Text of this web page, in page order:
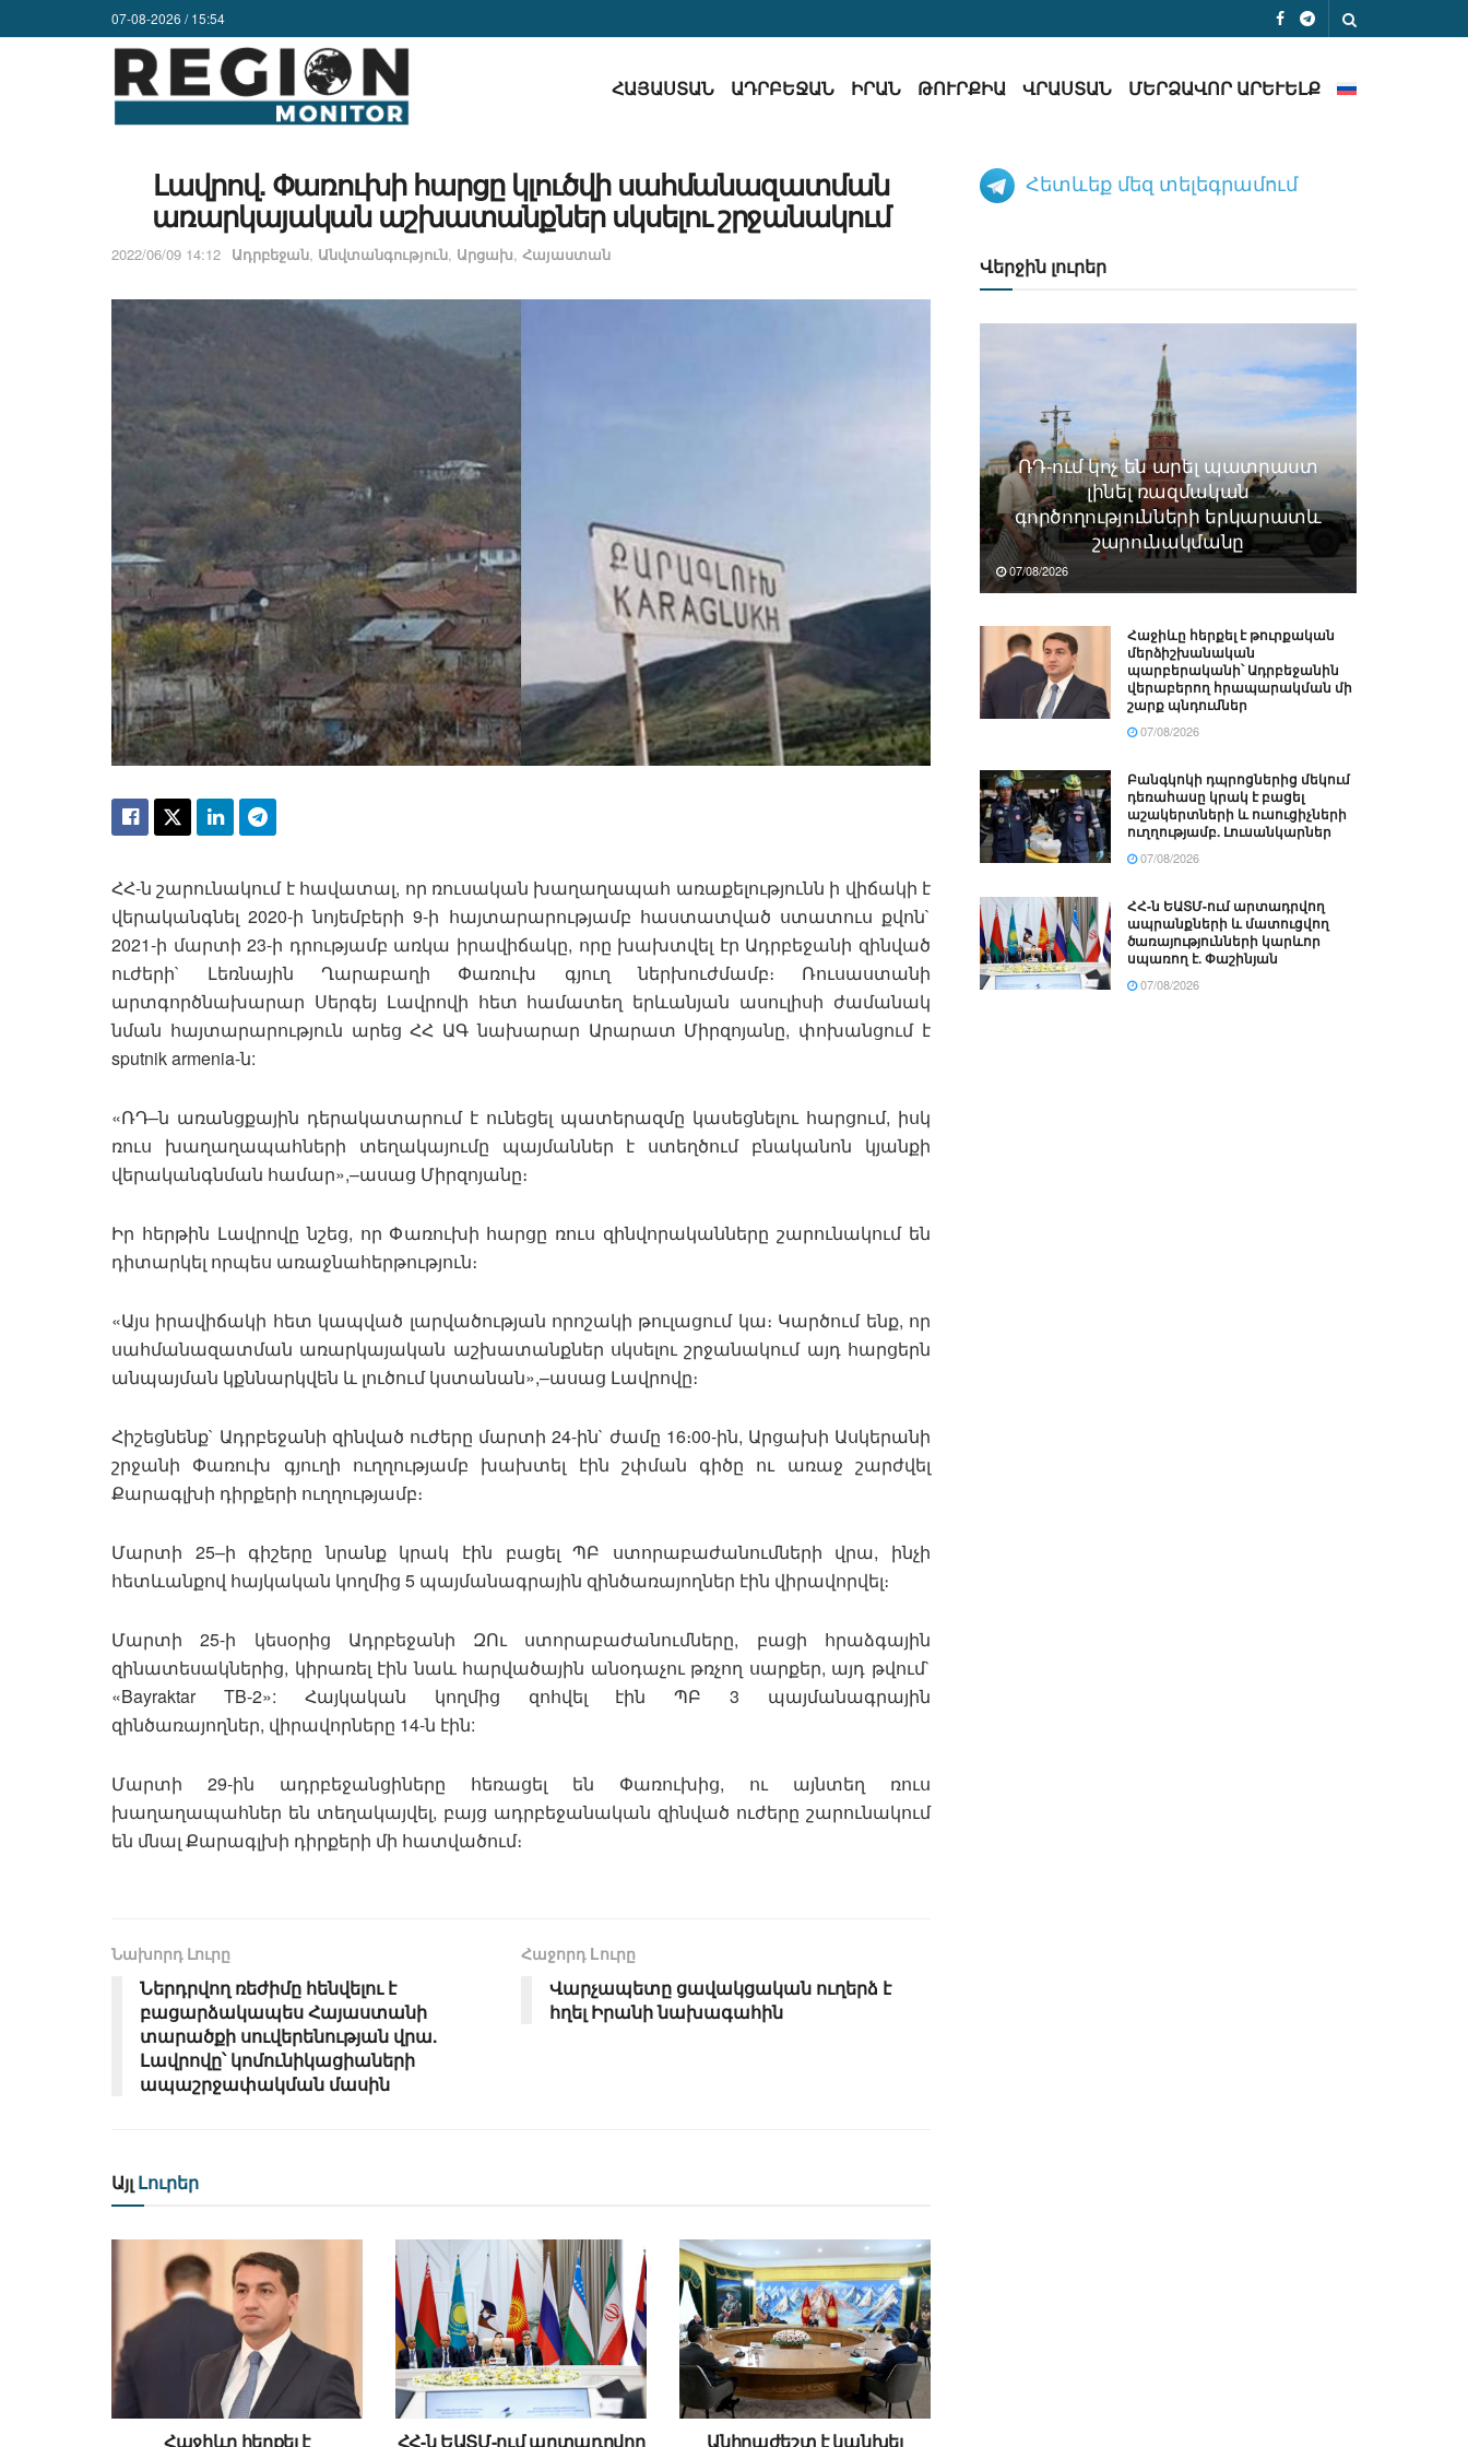
07-08-2026 / 15:54
ՀԱՅԱՍՏԱՆ ԱԴՐԲԵՋԱՆ ԻՐԱՆ ԹՈՒՐՔԻԱ ՎՐԱՍՏԱՆ ՄԵՐՁԱՎՈՐ ԱՐԵՒԵԼՔ
Լավրով. Փառուխի հարցը կլուծվի սահմանազատման
առարկայական աշխատանքներ սկսելու շրջանակում
2022/06/09 14:12 Ադրբեջան, Անվտանգություն, Արցախ, Հայաստան
ՀՀ-ն շարունակում է հավատալ, որ ռուսական խաղաղապահ առաքելությունն ի վիճակի է
վերականգնել 2020-ի նոյեմբերի 9-ի հայտարարությամբ հաստատված ստատուս քվոն`
2021-ի մարտի 23-ի դրությամբ առկա իրավիճակը, որը խախտվել էր Ադրբեջանի զինված
ուժերի` Լեռնային Ղարաբաղի Փառուխ գյուղ ներխուժմամբ։ Ռուսաստանի
արտգործնախարար Սերգեյ Լավրովի հետ համատեղ երևանյան ասուլիսի ժամանակ
նման հայտարարություն արեց ՀՀ ԱԳ նախարար Արարատ Միրզոյանը, փոխանցում է
sputnik armenia-ն:
«ՌԴ–ն առանցքային դերակատարում է ունեցել պատերազմը կասեցնելու հարցում, իսկ
ռուս խաղաղապահների տեղակայումը պայմաններ է ստեղծում բնականոն կյանքի
վերականգնման համար»,–ասաց Միրզոյանը։
Իր հերթին Լավրովը նշեց, որ Փառուխի հարցը ռուս զինվորականները շարունակում են
դիտարկել որպես առաջնահերթություն։
«Այս իրավիճակի հետ կապված լարվածության որոշակի թուլացում կա։ Կարծում ենք, որ
սահմանազատման առարկայական աշխատանքներ սկսելու շրջանակում այդ հարցերն
անպայման կքննարկվեն և լուծում կստանան»,–ասաց Լավրովը։
Հիշեցնենք` Ադրբեջանի զինված ուժերը մարտի 24-ին` ժամը 16։00-ին, Արցախի Ասկերանի
շրջանի Փառուխ գյուղի ուղղությամբ խախտել էին շփման գիծը ու առաջ շարժվել
Քարագլխի դիրքերի ուղղությամբ։
Մարտի 25–ի գիշերը նրանք կրակ էին բացել ՊԲ ստորաբաժանումների վրա, ինչի
հետևանքով հայկական կողմից 5 պայմանագրային զինծառայողներ էին վիրավորվել։
Մարտի 25-ի կեսօրից Ադրբեջանի ԶՈւ ստորաբաժանումները, բացի հրաձգային
զինատեսակներից, կիրառել էին նաև հարվածային անօդաչու թռչող սարքեր, այդ թվում`
«Bayraktar TB-2»: Հայկական կողմից զոհվել էին ՊԲ 3 պայմանագրային
զինծառայողներ, վիրավորները 14-ն էին:
Մարտի 29-ին ադրբեջանցիները հեռացել են Փառուխից, ու այնտեղ ռուս
խաղաղապահներ են տեղակայվել, բայց ադրբեջանական զինված ուժերը շարունակում
են մնալ Քարագլխի դիրքերի մի հատվածում։
Նախորդ Լուրը
Ներդրվող ռեժիմը հենվելու է
բացարձակապես Հայաստանի
տարածքի սուվերենության վրա.
Լավրովը՝ կոմունիկացիաների
ապաշրջափակման մասին
Հաջորդ Lուրը
Վարչապետը ցավակցական ուղերձ է
հղել Իրանի նախագահին
Այլ Լուրեր
Հաջիևը հերքել է
ՀՀ-ն ԵԱՏՄ-ում արտադրվող
Անհրաժեշտ է կանխել
Հետևեք մեզ տելեգրամում
Վերջին լուրեր
ՌԴ-ում կոչ են արել պատրաստ
լինել ռազմական
գործողությունների երկարատև
շարունակմանը
07/08/2026
Հաջիևը հերքել է թուրքական
մերձիշխանական
պարբերականի՝ Ադրբեջանին
վերաբերող հրապարակման մի
շարք պնդումներ
07/08/2026
Բանգկոկի դպրոցներից մեկում
դեռահասը կրակ է բացել
աշակերտների և ուսուցիչների
ուղղությամբ. Լուսանկարներ
07/08/2026
ՀՀ-ն ԵԱՏՄ-ում արտադրվող
ապրանքների և մատուցվող
ծառայությունների կարևոր
սպառող է. Փաշինյան
07/08/2026